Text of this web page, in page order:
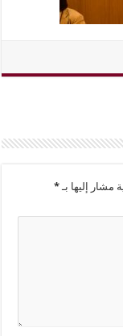
مشار إليها بـ*